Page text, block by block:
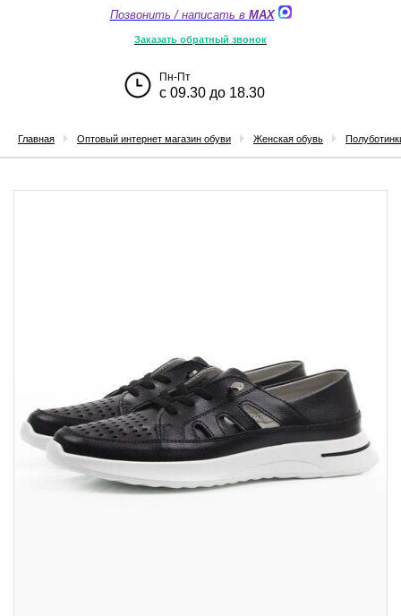
Позвонить / написать в MAX
Заказать обратный звонок
Пн-Пт
с 09.30 до 18.30
Главная Оптовый интернет магазин обуви Женская обувь